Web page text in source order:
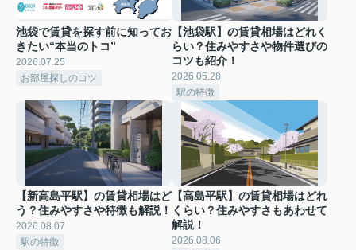
池袋で賃貸を探す前に知ってお
きたい“本当のトコ”
2026.07.25
お部屋探しのコツ
【池袋駅】の賃貸相場はどれく
らい？住みやすさや物件選びの
コツも紹介！
2026.05.28
駅の特徴
【新高島平駅】の賃貸相場はど
う？住みやすさや特徴も解説！
2026.08.07
駅の特徴
【高島平駅】の賃貸相場はどれ
くらい？住みやすさもあわせて
解説！
2026.08.06